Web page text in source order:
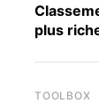
plus
TOOLBOX